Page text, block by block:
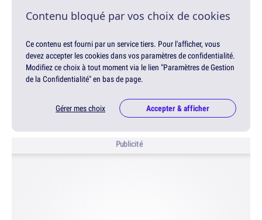
Contenu bloqué par vos choix de cookies
Ce contenu est fourni par un service tiers. Pour l'afficher, vous
devez accepter les cookies dans vos paramètres de confidentialité.
Modifiez ce choix à tout moment via le lien "Paramètres de Gestion
de la Confidentialité" en bas de page.
Gérer mes choix Accepter & afficher
Publicité